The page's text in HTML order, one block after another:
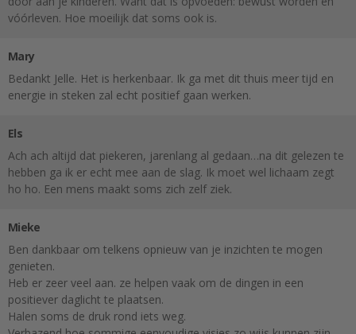
vóórleven. Hoe moeilijk dat soms ook is.
Mary
Bedankt Jelle. Het is herkenbaar. Ik ga met dit thuis meer tijd en
energie in steken zal echt positief gaan werken.
Els
Ach ach altijd dat piekeren, jarenlang al gedaan…na dit gelezen te
hebben ga ik er echt mee aan de slag. Ik moet wel lichaam zegt
ho ho. Een mens maakt soms zich zelf ziek.
Mieke
Ben dankbaar om telkens opnieuw van je inzichten te mogen
genieten.
Heb er zeer veel aan. ze helpen vaak om de dingen in een
positiever daglicht te plaatsen.
Halen soms de druk rond iets weg.